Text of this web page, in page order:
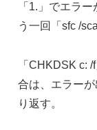
「1.」でエラ
う一回「sfc /
「CHKDSK c:
合は、エラー
り返す。